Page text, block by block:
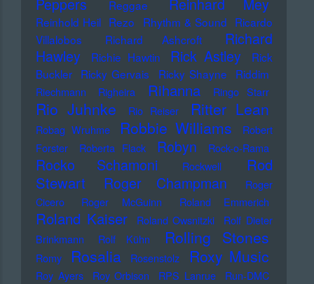
Peppers
Reggae Reinhard Mey
Reinhold Heil Rezo Rhythm & Sound Ricardo
Villalobos
Richard Ashcroft
Richard
Hawley
Richie Hawtin Rick Astley
Rick
Buckler
Ricky Gervais Ricky Shayne Riddim
Riechmann Righeira Rihanna Ringo Starr
Rio Juhnke Rio Reiser Ritter Lean
Robag Wruhme Robbie Williams
Robert
Forster
Roberta Flack Robyn Rock-o-Rama
Rocko Schamoni Rockwell
Rod
Stewart
Roger Champman
Roger
Cicero
Roger McGuinn Roland Emmerich
Roland Kaiser Roland Owsnitzki
Rolf Dieter
Brinkmann
Rolf Kühn Rolling Stones
Romy Rosalia Rosenstolz Roxy Music
Roy Ayers Roy Orbison RPS Lanrue
Run-DMC